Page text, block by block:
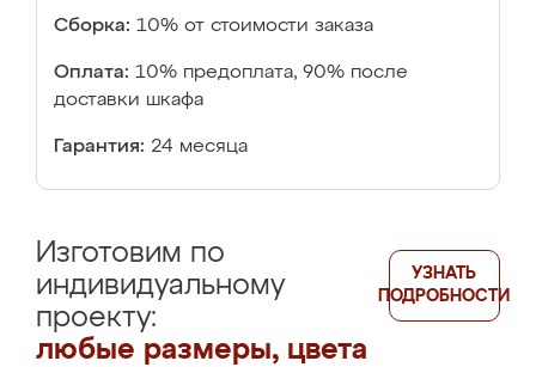
Сборка: 10% от стоимости заказа
Оплата: 10% предоплата, 90% после
доставки шкафа
Гарантия: 24 месяца
Изготовим по
индивидуальному
проекту:
любые размеры, цвета
УЗНАТЬ
ПОДРОБНОСТИ